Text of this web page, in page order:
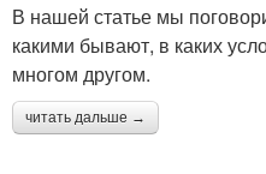
В нашей статье мы
какими бывают, в каких
многом другом.
читать дальше →